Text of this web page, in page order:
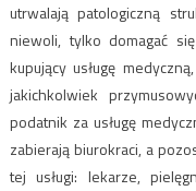
utrwalają patologiczną
niewoli, tylko domagać
kupujący usługę
jakichkolwiek
podatnik za usługę
zabierają biurokraci, a
tej usługi: lekarze,